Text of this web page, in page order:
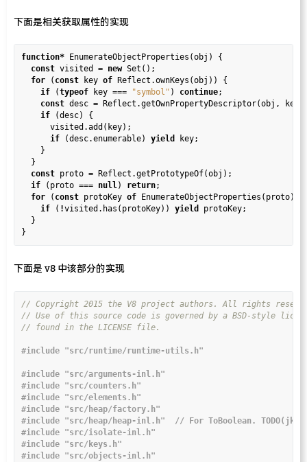
下面是相关获取属性的实现
function* EnumerateObjectProperties(obj) {
const visited = new Set();
for ( const key of Reflect.ownKeys(obj)) {
if (typeof key === "symbol" ) continue;
const desc = Reflect.getOwnPropertyDescriptor(obj,
if (desc) {
      visited.add(key);
if (desc.enumerable) yield
key;
    }
  }
const proto = Reflect.getPrototypeOf(obj);
if (proto === null) return;
for ( const protoKey of EnumerateObjectProperties(proto))
if ( !visited.has(protoKey)) yield
protoKey;
  }
下面是 v8 中该部分的实现
#include "src/runtime/runtime-utils.h"
#include "src/arguments-inl.h"
#include "src/counters.h"
#include "src/elements.h"
#include "src/heap/factory.h"
#include "src/heap/heap-inl.h"  // For ToBoolean.
#include "src/isolate-inl.h"
#include "src/keys.h"
#include "src/objects-inl.h"